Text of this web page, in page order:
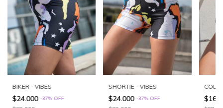
BIKER - VIBES
$24.000 -37% OFF
SHORTIE - VIBES
$24.000 -37% OFF